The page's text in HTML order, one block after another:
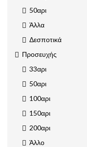
50αρι
Άλλα
Δεσποτικά
Προσευχής
33αρι
50αρι
100αρι
150αρι
200αρι
Άλλο